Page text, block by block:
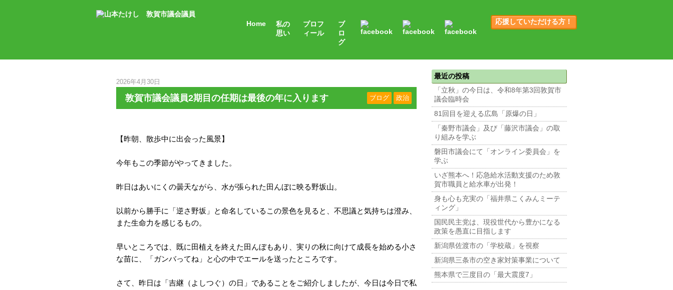
Home
私の
思い
プロフ
ィール
ブ
ロ
グ
応援していただける方！
2026年4月30日
敦賀市議会議員2期目の任期は最後の年に入ります ブログ 政治
【昨朝、散歩中に出会った風景】
今年もこの季節がやってきました。
昨日はあいにくの曇天ながら、水が張られた田んぼに映る野坂山。
以前から勝手に「逆さ野坂」と命名しているこの景色を見ると、不思議と気持ちは澄み、
また生命力を感じるもの。
早いところでは、既に田植えを終えた田んぼもあり、実りの秋に向けて成長を始める小さ
な苗に、「ガンバってね」と心の中でエールを送ったところです。
さて、昨日は「吉継（よしつぐ）の日」であることをご紹介しましたが、今日は今日で私
最近の投稿
「立秋」の今日は、令和8年第3回敦賀市
議会臨時会
81回目を迎える広島「原爆の日」
「秦野市議会」及び「藤沢市議会」の取
り組みを学ぶ
磐田市議会にて「オンライン委員会」を
学ぶ
いざ熊本へ！応急給水活動支援のため敦
賀市職員と給水車が出発！
身も心も充実の「福井県こくみんミーテ
ィング」
国民民主党は、現役世代から豊かになる
政策を愚直に目指します
新潟県佐渡市の「学校蔵」を視察
新潟県三条市の空き家対策事業について
熊本県で三度目の「最大震度7」